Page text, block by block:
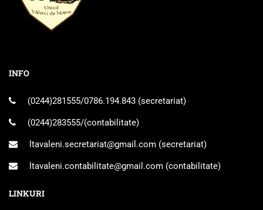
INFO
(0244)281555/0786.194.843 (secretariat)
(0244)283555/(contabilitate)
ltavaleni.secretariat@gmail.com (secretariat)
ltavaleni.contabilitate@gmail.com (contabilitate)
LINKURI